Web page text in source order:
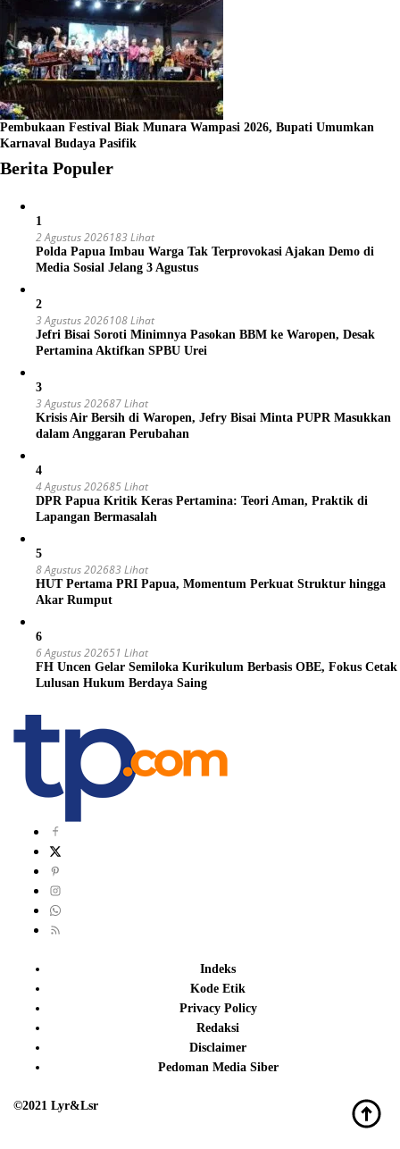
Pembukaan Festival Biak Munara Wampasi 2026, Bupati Umumkan
Karnaval Budaya Pasifik
Berita Populer
1
2 Agustus 2026183 Lihat
Polda Papua Imbau Warga Tak Terprovokasi Ajakan Demo di
Media Sosial Jelang 3 Agustus
2
3 Agustus 2026108 Lihat
Jefri Bisai Soroti Minimnya Pasokan BBM ke Waropen, Desak
Pertamina Aktifkan SPBU Urei
3
3 Agustus 202687 Lihat
Krisis Air Bersih di Waropen, Jefry Bisai Minta PUPR Masukkan
dalam Anggaran Perubahan
4
4 Agustus 202685 Lihat
DPR Papua Kritik Keras Pertamina: Teori Aman, Praktik di
Lapangan Bermasalah
5
8 Agustus 202683 Lihat
HUT Pertama PRI Papua, Momentum Perkuat Struktur hingga
Akar Rumput
6
6 Agustus 202651 Lihat
FH Uncen Gelar Semiloka Kurikulum Berbasis OBE, Fokus Cetak
Lulusan Hukum Berdaya Saing
Indeks
Kode Etik
Privacy Policy
Redaksi
Disclaimer
Pedoman Media Siber
©2021 Lyr&Lsr